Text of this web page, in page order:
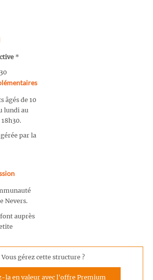
*
âgés de 10
lundi au
par la
Nevers.
auprès
Vous gérez cette structure ?
la en valeur avec l'offre Premium